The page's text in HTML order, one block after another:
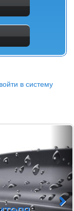
войти в систему